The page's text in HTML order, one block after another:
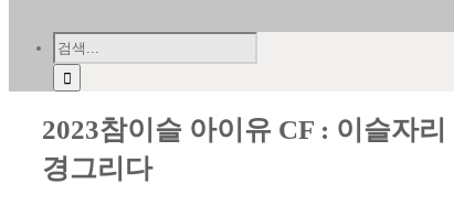
2023참이슬 아이유 CF : 이슬자
경그리다